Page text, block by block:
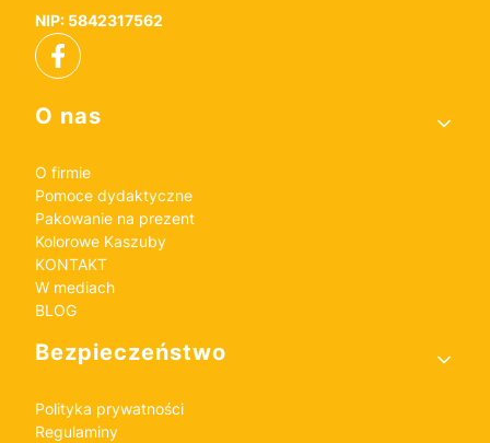
NIP: 5842317562
Linki w stopce
O nas
O firmie
Pomoce dydaktyczne
Pakowanie na prezent
Kolorowe Kaszuby
KONTAKT
W mediach
BLOG
Bezpieczeństwo
Polityka prywatności
Regulaminy